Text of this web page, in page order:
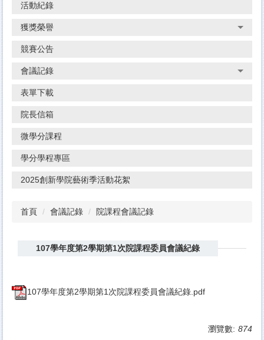
活動紀錄
獲獎榮譽
競賽公告
會議記錄
表單下載
院長信箱
微學分課程
學分學程專區
2025創新學院藝術季活動花絮
首頁 會議記錄 院課程會議記錄
107學年度第2學期第1次院課程委員會議紀錄
107學年度第2學期第1次院課程委員會議紀錄.pdf
瀏覽數: 874